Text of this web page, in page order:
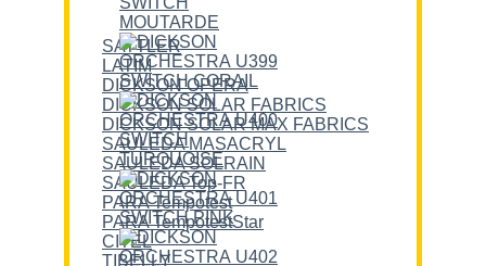
SATTLER
LATIM
DICKSON OPERA
DICKSON SOLAR FABRICS
DICKSON SOLAR MAX FABRICS
SAULEDA MASACRYL
SAULEDA SOLRAIN
SAULEDA Top-FR
PARA Tempotest
PARA TempotestStar
CITEL
TIBELLY